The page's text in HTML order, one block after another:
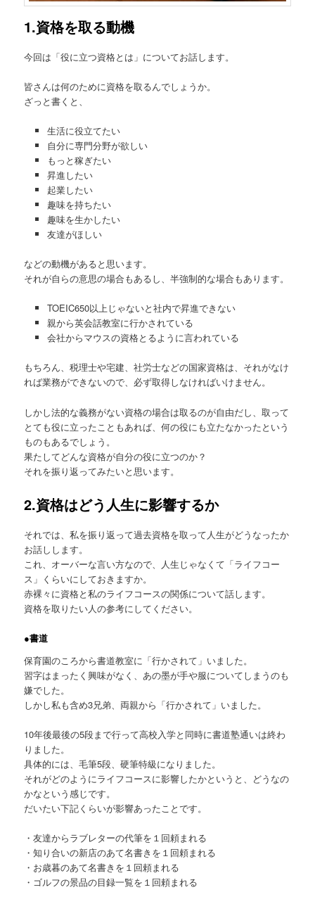
1.資格を取る動機
今回は「役に立つ資格とは」についてお話します。
皆さんは何のために資格を取るんでしょうか。
ざっと書くと、
生活に役立てたい
自分に専門分野が欲しい
もっと稼ぎたい
昇進したい
起業したい
趣味を持ちたい
趣味を生かしたい
友達がほしい
などの動機があると思います。
それが自らの意思の場合もあるし、半強制的な場合もあります。
TOEIC650以上じゃないと社内で昇進できない
親から英会話教室に行かされている
会社からマウスの資格とるように言われている
もちろん、税理士や宅建、社労士などの国家資格は、それがなけ
れば業務ができないので、必ず取得しなければいけません。
しかし法的な義務がない資格の場合は取るのが自由だし、取って
とても役に立ったこともあれば、何の役にも立たなかったという
ものもあるでしょう。
果たしてどんな資格が自分の役に立つのか？
それを振り返ってみたいと思います。
2.資格はどう人生に影響するか
それでは、私を振り返って過去資格を取って人生がどうなったか
お話しします。
これ、オーバーな言い方なので、人生じゃなくて「ライフコー
ス」くらいにしておきますか。
赤裸々に資格と私のライフコースの関係について話します。
資格を取りたい人の参考にしてください。
●書道
保育園のころから書道教室に「行かされて」いました。
習字はまったく興味がなく、あの墨が手や服についてしまうのも
嫌でした。
しかし私も含め3兄弟、両親から「行かされて」いました。
10年後最後の5段まで行って高校入学と同時に書道塾通いは終わ
りました。
具体的には、毛筆5段、硬筆特級になりました。
それがどのようにライフコースに影響したかというと、どうなの
かなという感じです。
だいたい下記くらいが影響あったことです。
・友達からラブレターの代筆を１回頼まれる
・知り合いの新店のあて名書きを１回頼まれる
・お歳暮のあて名書きを１回頼まれる
・ゴルフの景品の目録一覧を１回頼まれる